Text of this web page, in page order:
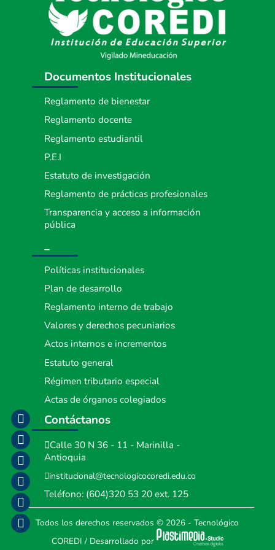
Documentos Institucionales
Reglamento de bienestar
Reglamento docente
Reglamento estudiantil
P.E.I
Estatuto de investigación
Reglamento de prácticas profesionales
Transparencia y acceso a información
pública
_
Políticas institucionales
Plan de desarrollo
Reglamento interno de trabajo
Valores y derechos pecuniarios
Actos internos e incrementos
Estatuto general
Régimen tributario especial
Actas de órganos colegiados
Contáctanos
Calle 30 N 36 - 11 - Marinilla -
Antioquia
institucional@tecnologicocoredi.edu.co
Teléfono: (604)320 53 20ext. 125
Todos los derechos reservados © 2026 - Tecnológico
COREDI / Desarrollado por